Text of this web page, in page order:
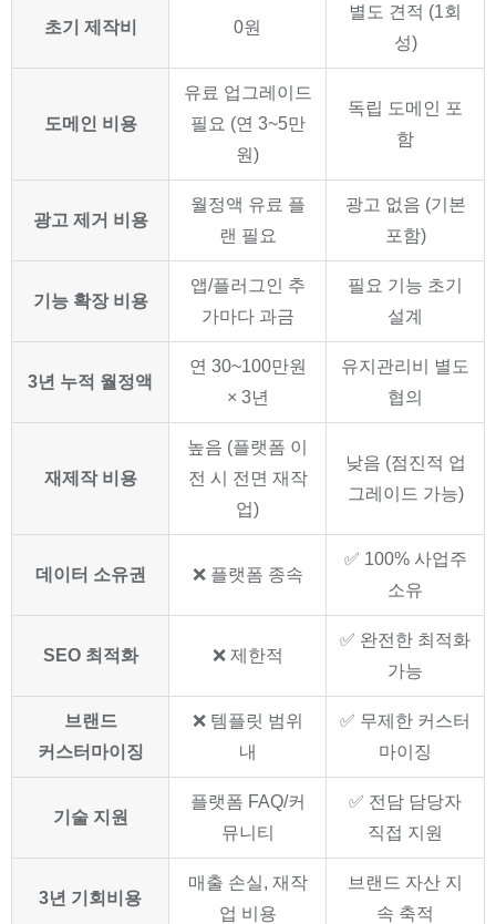
초기 제작비 0원
별도 견적 (1회
성)
도메인 비용
유료 업그레이드
필요 (연 3~5만
원)
독립 도메인 포
함
광고 제거 비용
월정액 유료 플
랜 필요
광고 없음 (기본
포함)
기능 확장 비용
앱/플러그인 추
가마다 과금
필요 기능 초기
설계
3년 누적 월정액
연 30~100만원
× 3년
유지관리비 별도
협의
재제작 비용
높음 (플랫폼 이
전 시 전면 재작
업)
낮음 (점진적 업
그레이드 가능)
데이터 소유권 ❌ 플랫폼 종속
✅ 100% 사업주
소유
SEO 최적화 ❌ 제한적
✅ 완전한 최적화
가능
브랜드
커스터마이징
❌ 템플릿 범위
내
✅ 무제한 커스터
마이징
기술 지원
플랫폼 FAQ/커
뮤니티
✅ 전담 담당자
직접 지원
3년 기회비용
매출 손실, 재작
업 비용
브랜드 자산 지
속 축적